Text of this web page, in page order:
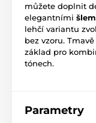
můžete doplnit
elegantními
lehčí variantu
bez vzoru.
základ pro
tónech.
Parametry